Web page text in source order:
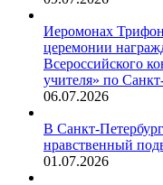
Иеромонах
церемонии
Всероссийского
учителя» по
06.07.2026
В Санкт-
нравственный
01.07.2026